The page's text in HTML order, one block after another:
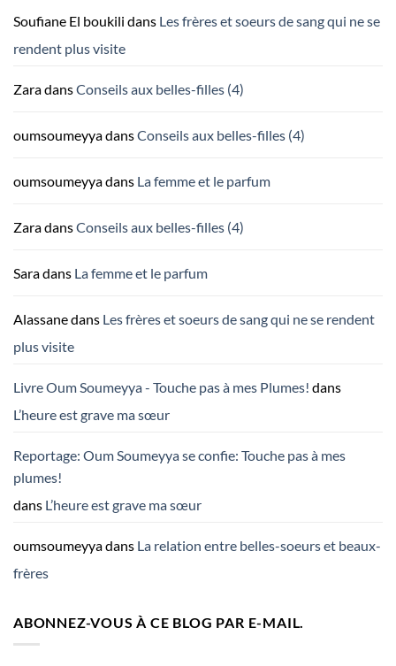
Soufiane El boukili dans Les frères et soeurs de sang qui ne se
rendent plus visite
ZaradansConseils aux belles-filles (4)
oumsoumeyyadansConseils aux belles-filles (4)
oumsoumeyyadans La femme et le parfum
ZaradansConseils aux belles-filles (4)
Saradans La femme et le parfum
Alassanedans Les frères et soeurs de sang qui ne se rendent
plus visite
Livre Oum Soumeyya - Touche pas à mes Plumes! dans
L’heure est grave ma sœur
Reportage: Oum Soumeyya se confie: Touche pas à mes
plumes!
dans L’heure est grave ma sœur
oumsoumeyyadans La relation entre belles-soeurs et beaux-
frères
ABONNEZ-VOUS À CE BLOG PAR E-MAIL.